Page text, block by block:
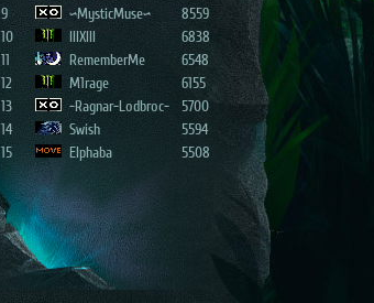
9
~MysticMuse~
8559
10
IIIXIII
6838
11
RememberMe
6548
12
M1rage
6155
13
-Ragnar-Lodbroc-
5700
14
Swish
5594
15
Elphaba 5508